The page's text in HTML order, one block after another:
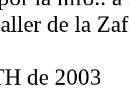
de la
de 2003